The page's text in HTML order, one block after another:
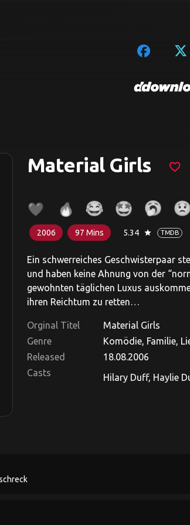
Material Girls favorite_border
2006 97 Mins 5.34 star TMDB
Ein schwerreiches Geschwisterpaar
und haben keine Ahnung von der
gewohnten täglichen Luxus
ihren Reichtum zu retten…
Orginal Titel
Material Girls
Genre
Komödie, Familie,
Released
18.08.2006
Casts
Hilary Duff, Haylie